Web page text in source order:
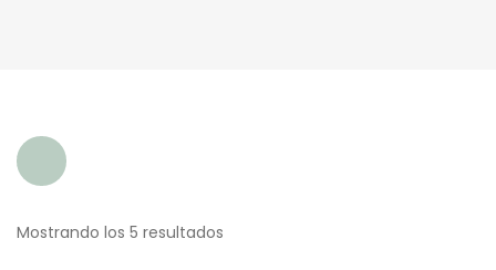
Mostrando los 5 resultados